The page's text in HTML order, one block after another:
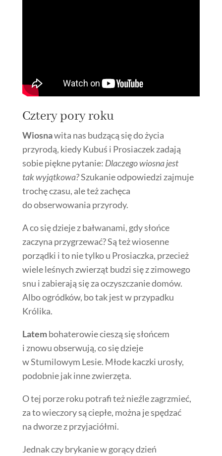
Cztery pory roku
Wiosnawita nas budzącą się do życia
przyrodą, kiedy Kubuś i Prosiaczek zadają
sobie piękne pytanie: Dlaczego wiosna jest
tak wyjątkowa?Szukanie odpowiedzi zajmuje
trochę czasu, ale też zachęca
do obserwowania przyrody.
A co się dzieje z bałwanami, gdy słońce
zaczyna przygrzewać? Są też wiosenne
porządki i to nie tylko u Prosiaczka, przecież
wiele leśnych zwierząt budzi się z zimowego
snu i zabierają się za oczyszczanie domów.
Albo ogródków, bo tak jest w przypadku
Królika.
Latembohaterowie cieszą się słońcem
i znowu obserwują, co się dzieje
w Stumilowym Lesie. Młode kaczki urosły,
podobnie jak inne zwierzęta.
O tej porze roku potrafi też nieźle zagrzmieć,
za to wieczory są ciepłe, można je spędzać
na dworze z przyjaciółmi.
Jednak czy brykanie w gorący dzień